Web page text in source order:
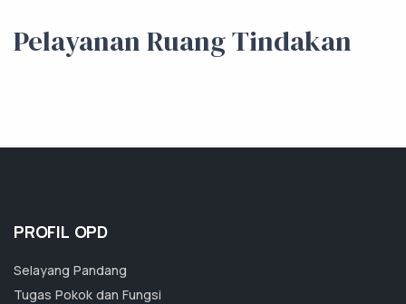
Pelayanan Ruang Tindakan
PROFIL OPD
Selayang Pandang
Tugas Pokok dan Fungsi